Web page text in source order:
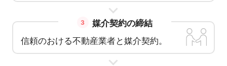
3
媒介契約の締結
信頼のおける不動産業者と媒介契約。